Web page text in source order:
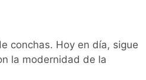
conchas. Hoy en día, sigue
la modernidad de la